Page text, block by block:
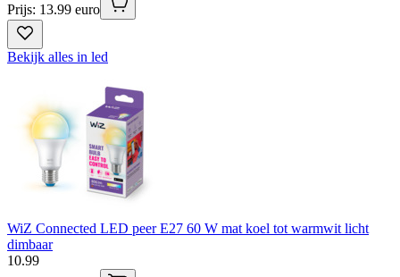
Prijs: 13.99 euro
Bekijk alles in led
WiZ Connected LED peer E27 60 W mat koel tot warmwit licht
dimbaar
10.99